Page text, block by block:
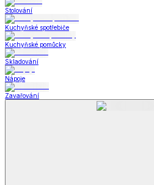
Stolování
Kuchyňské spotřebiče
Kuchyňské pomůcky
Skladování
Nápoje
Zavařování